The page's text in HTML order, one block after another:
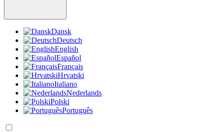
Dansk
Deutsch
English
Español
Français
Hrvatski
Italiano
Nederlands
Polski
Português